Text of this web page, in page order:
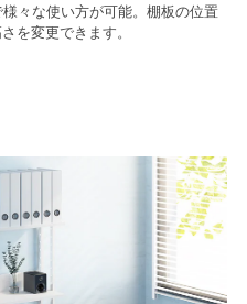
々な使い方が可能。棚板の位置
を変更できます。